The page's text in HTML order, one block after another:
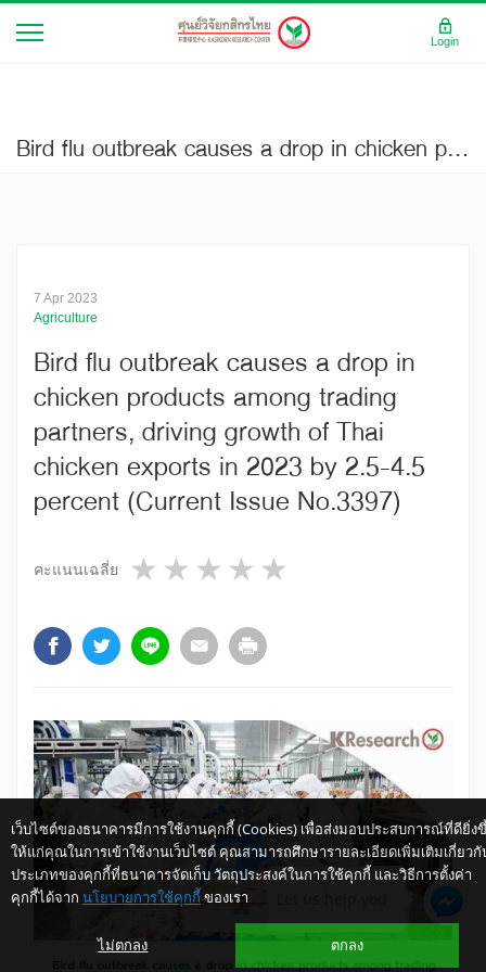
Bird flu outbreak causes a drop in chicken products among trading partners, driving growth of Thai chicken exports in 2023 by 2.5-4.5 percent (Current Issue No.3397)
7 Apr 2023
Agriculture
Bird flu outbreak causes a drop in
chicken products among trading
partners, driving growth of Thai
chicken exports in 2023 by 2.5-4.5
percent (Current Issue No.3397)
คะแนนเฉลี่ย 4 stars
3 stars
2 stars
1 star
เว็บไซต์ของธนาคารมีการใช้งานคุกกี้ (Cookies) เพื่อส่งมอบประสบการณ์ที่ดียิ่ง
ให้แก่คุณในการเข้าใช้งานเว็บไซต์ คุณสามารถศึกษารายละเอียดเพิ่มเติมเกี่ยวกั
ประเภทของคุกกี้ที่ธนาคารจัดเก็บ วัตถุประสงค์ในการใช้คุกกี้ และวิธีการตั้งค่า
คุกกี้ได้จาก นโยบายการใช้คุกกี้ ของเรา
ไม่ตกลง ตกลง
Login